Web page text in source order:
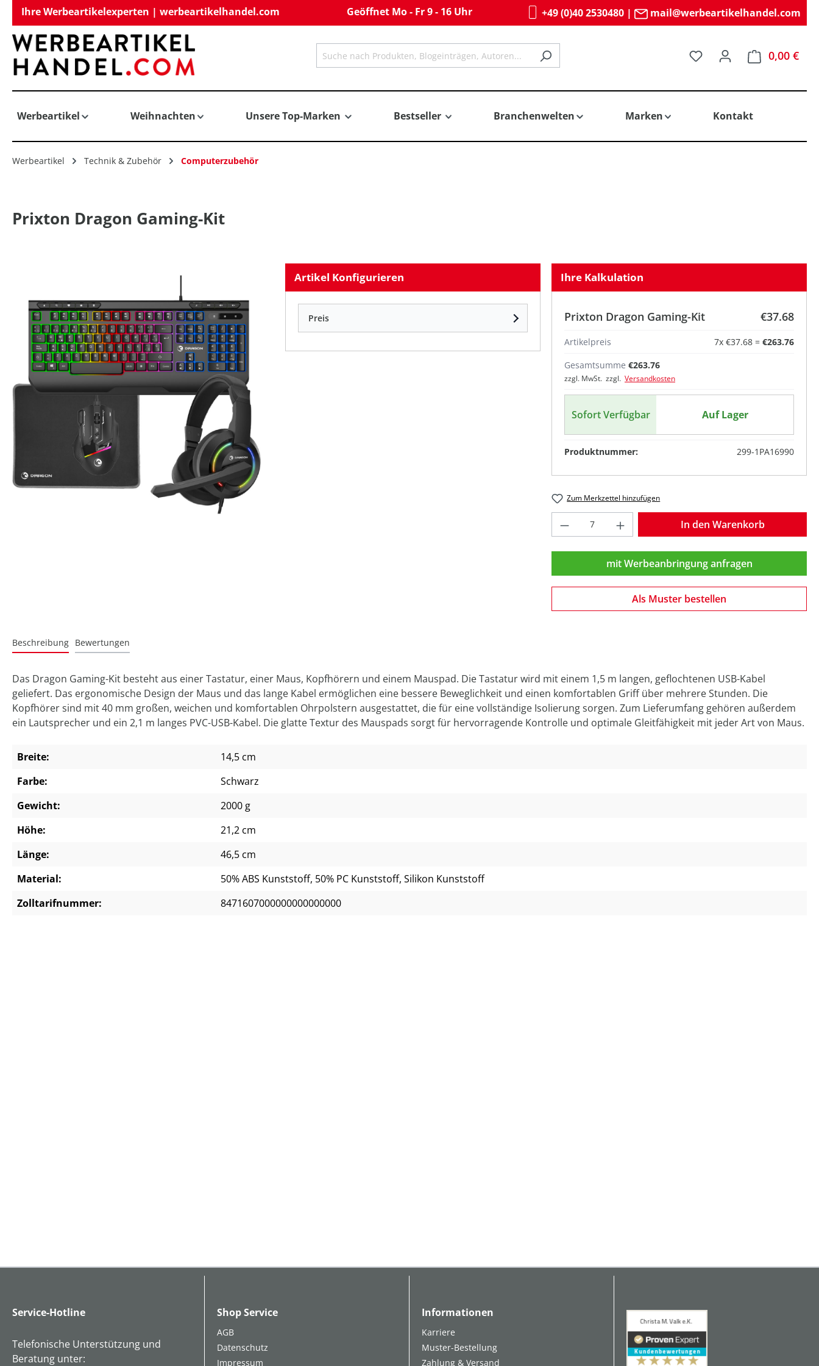
Zur Hauptnavigation springen
Ihre Werbeartikelexperten | werbeartikelhandel.com Geöffnet Mo - Fr 9 - 16 Uhr +49 (0)40 2530480| mail@werbeartikelhandel.com
Du hast 0 Produkte auf
0,00 €
Werbeartikel Weihnachten Unsere Top-Marken Bestseller Branchenwelten Marken Kontakt
Werbeartikel Technik & Zubehör Computerzubehör
Prixton Dragon Gaming-Kit
Artikel Konfigurieren
Preis
Ihre Kalkulation
Prixton Dragon Gaming-Kit €37.68
Artikelpreis 7x €37.68 = €263.76
Gesamtsumme €263.76
zzgl. MwSt. zzgl. Versandkosten
Sofort Verfügbar Auf Lager
Produktnummer: 299-1PA16990
Zum Merkzettel hinzufügen
Produkt Anzahl: Gib denIn den Warenkorb
mit Werbeanbringung anfragen
Als Muster bestellen
Beschreibung Bewertungen
Das Dragon Gaming-Kit besteht aus einer Tastatur, einer Maus, Kopfhörern und einem Mauspad. Die Tastatur wird mit einem 1,5 m langen, geflochtenen USB-Kabel
geliefert. Das ergonomische Design der Maus und das lange Kabel ermöglichen eine bessere Beweglichkeit und einen komfortablen Griff über mehrere Stunden. Die
Kopfhörer sind mit 40 mm großen, weichen und komfortablen Ohrpolstern ausgestattet, die für eine vollständige Isolierung sorgen. Zum Lieferumfang gehören außerdem
ein Lautsprecher und ein 2,1 m langes PVC-USB-Kabel. Die glatte Textur des Mauspads sorgt für hervorragende Kontrolle und optimale Gleitfähigkeit mit jeder Art von Maus.
Breite:
14,5 cm
Farbe:
Schwarz
Gewicht:
2000 g
Höhe:
21,2 cm
Länge:
46,5 cm
Material:
50% ABS Kunststoff, 50% PC Kunststoff, Silikon Kunststoff
Zolltarifnummer:
8471607000000000000000
Service-Hotline
Telefonische Unterstützung und
Beratung unter:
Shop Service
AGB
Datenschutz
Impressum
Informationen
Karriere
Muster-Bestellung
Zahlung & Versand